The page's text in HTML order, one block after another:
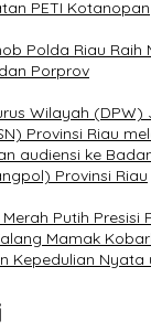
PETI Kotanopan
Polda Riau Raih
Porprov
Wilayah (DPW)
Provinsi Riau
audiensi ke
Provinsi Riau
Putih Presisi
Mamak
Kepedulian Nyata